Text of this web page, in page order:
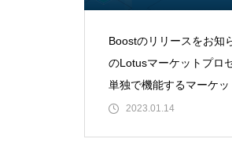
Boostのリリースをお知
のLotusマーケットプロ
単独で機能するマーケッ
に迫っています。今週、
2023.01.14